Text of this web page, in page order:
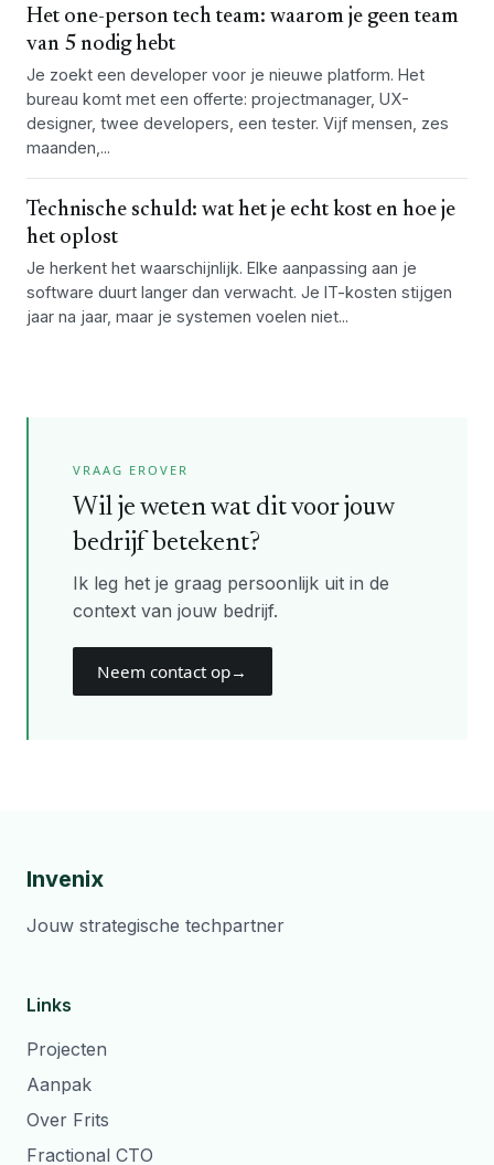
Het one-person tech team: waarom je geen team
van 5 nodig hebt
Je zoekt een developer voor je nieuwe platform. Het
bureau komt met een offerte: projectmanager, UX-
designer, twee developers, een tester. Vijf mensen, zes
maanden,...
Technische schuld: wat het je echt kost en hoe je
het oplost
Je herkent het waarschijnlijk. Elke aanpassing aan je
software duurt langer dan verwacht. Je IT-kosten stijgen
jaar na jaar, maar je systemen voelen niet...
VRAAG EROVER
Wil je weten wat dit voor jouw
bedrijf betekent?
Ik leg het je graag persoonlijk uit in de
context van jouw bedrijf.
Neem contact op→
Invenix
Jouw strategische techpartner
Links
Projecten
Aanpak
Over Frits
Fractional CTO